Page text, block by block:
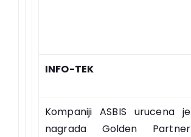
INFO-TEK
Kompaniji ASBIS urucena je
nagrada Golden Partner